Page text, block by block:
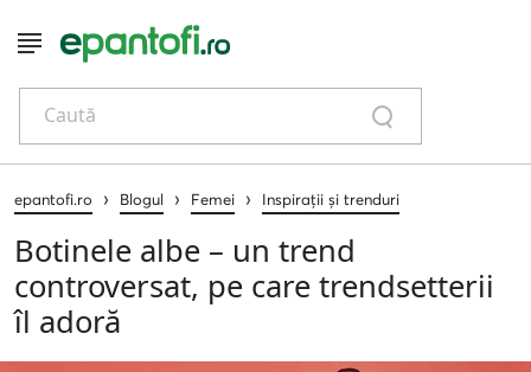
Caută
epantofi.ro › Blogul › Femei › Inspirații și trenduri
Botinele albe – un trend
controversat, pe care trendsetterii
îl adoră